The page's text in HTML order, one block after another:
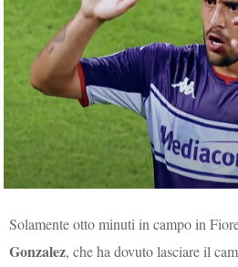
Solamente otto minuti in campo in
Gonzalez, che ha dovuto lasciare il